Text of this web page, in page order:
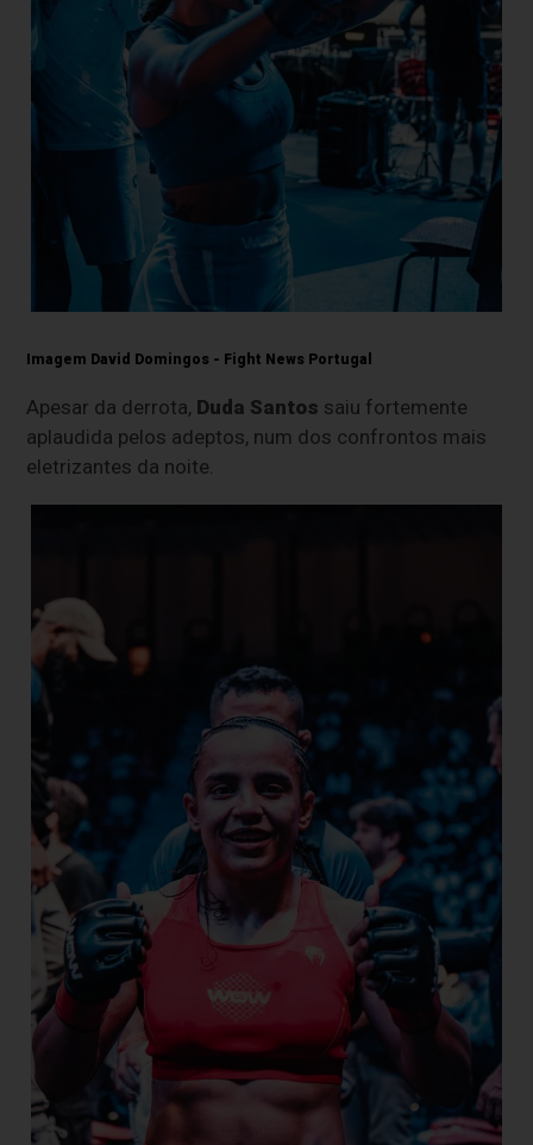
Imagem David Domingos - Fight News Portugal
Apesar da derrota, Duda Santos saiu fortemente
aplaudida pelos adeptos, num dos confrontos mais
eletrizantes da noite.